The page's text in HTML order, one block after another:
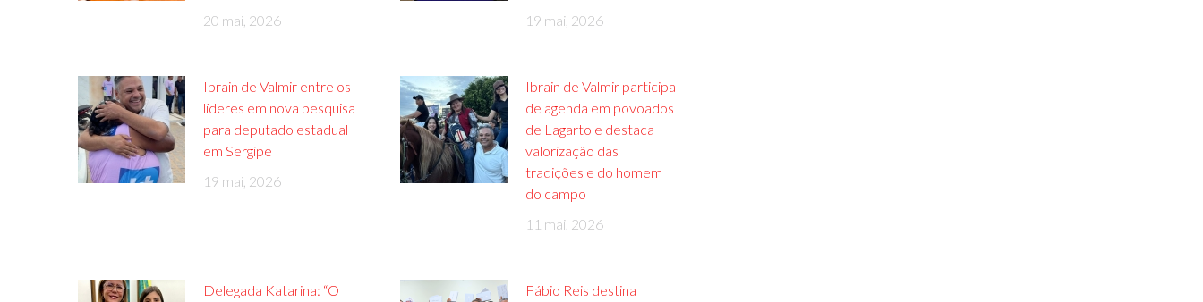
20 mai, 2026
19 mai, 2026
Ibrain de Valmir entre os
líderes em nova pesquisa
para deputado estadual
em Sergipe
19 mai, 2026
Ibrain de Valmir participa
de agenda em povoados
de Lagarto e destaca
valorização das
tradições e do homem
do campo
11 mai, 2026
Delegada Katarina: “O
Fábio Reis destina